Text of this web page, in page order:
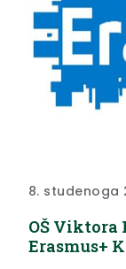
8. studenoga
OŠ Viktora
Erasmus+